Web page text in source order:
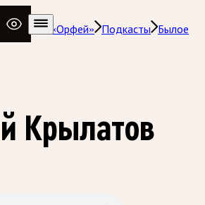
музыки «Орфей»
Подкасты
Былое
Крылатов